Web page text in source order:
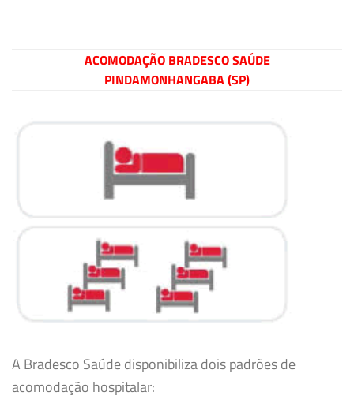
ACOMODAÇÃO BRADESCO SAÚDE
PINDAMONHANGABA (SP)
A Bradesco Saúde disponibiliza dois padrões de
acomodação hospitalar: